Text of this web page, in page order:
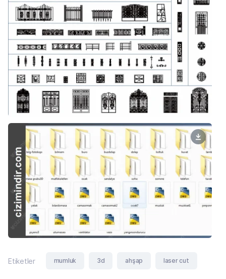
Etiketler mumluk 3d ahşap laser cut